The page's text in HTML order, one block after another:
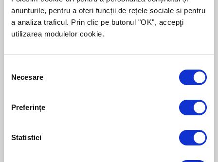
anunțurile, pentru a oferi funcții de rețele sociale și pentru
a analiza traficul. Prin clic pe butonul "OK", accepţi
utilizarea modulelor cookie.
Selection
Necesare
Preferințe
Statistici